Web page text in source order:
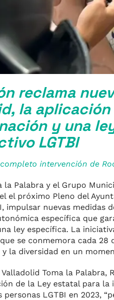
reclama
la
y una
LGTBI
completo intervención de
la Palabra y el Grupo
el próximo Pleno del
impulsar nuevas
específica que
ley específica. La
se conmemora cada
la diversidad en un
Toma la Palabra,
de la Ley estatal para
personas LGTBI en 2023,